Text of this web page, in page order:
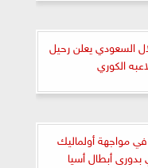
السعودي يعلن رحيل
الكوري
مواجهة أولماليك
بدورى أبطال أسيا